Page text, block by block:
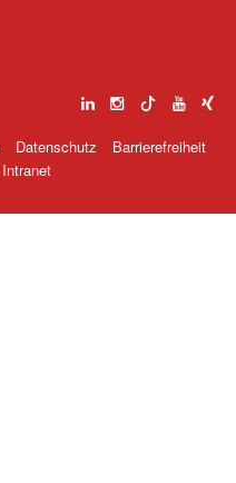
Datenschutz
Barrierefreiheit
Intranet